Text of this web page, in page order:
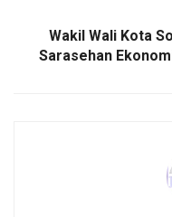
Wakil Wali Kota
Sarasehan